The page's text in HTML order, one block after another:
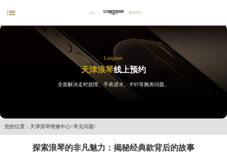

Longines
天津浪琴线上预约
全面解决走时故障、手表进水、卡针等腕表问题。
您的位置： 天津浪琴维修中心>常见问题>
探索浪琴的非凡魅力：揭秘经典款背后的故事